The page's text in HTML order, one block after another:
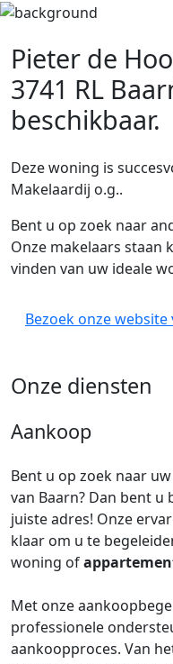
Pieter de
3741 RL
beschikbaar.
Deze woning is
Makelaardij o.g..
Bent u op zoek naar
Onze makelaars staan
vinden van uw ideale
Bezoek onze
Onze diensten
Aankoop
Bent u op zoek naar
van Baarn? Dan bent u
juiste adres! Onze
klaar om u te
woning of
Met onze
professionele
aankoopproces. Van